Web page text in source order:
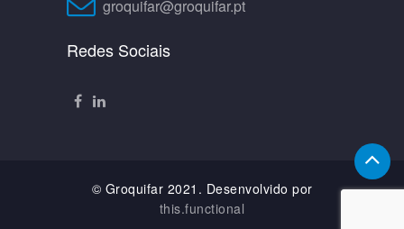
groquifar@groquifar.pt
Redes Sociais
© Groquifar 2021. Desenvolvido por
this.functional